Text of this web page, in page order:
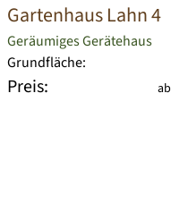
Gartenhaus Lahn 4
Geräumiges Gerätehaus
Grundfläche:
Preis: ab